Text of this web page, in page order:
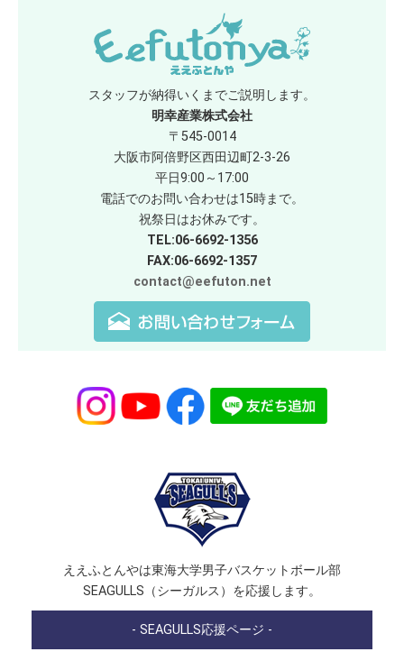
スタッフが納得いくまでご説明します。
明幸産業株式会社
〒545-0014
大阪市阿倍野区西田辺町2-3-26
平日9:00～17:00
電話でのお問い合わせは15時まで。
祝祭日はお休みです。
TEL:06-6692-1356
FAX:06-6692-1357
contact@eefuton.net
ええふとんやは東海大学男子バスケットボール部
SEAGULLS（シーガルス）を応援します。
- SEAGULLS応援ページ -